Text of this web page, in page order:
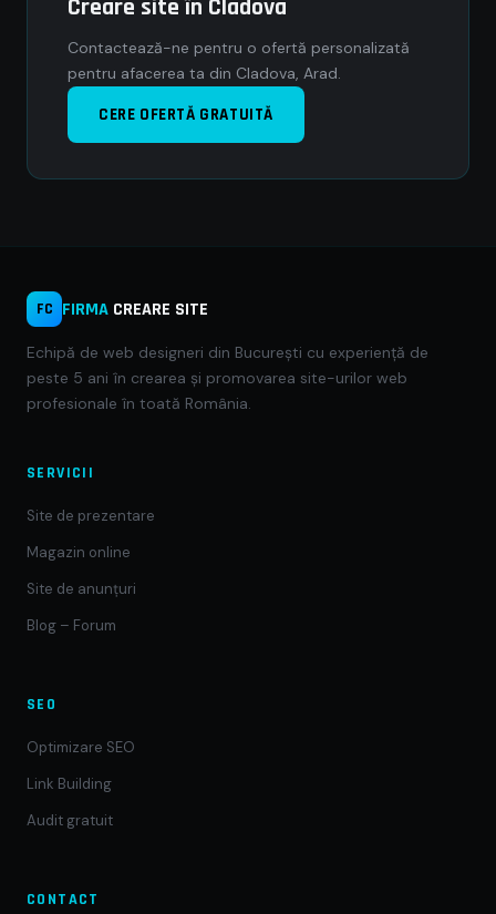
Creare site în Cladova
Contactează-ne pentru o ofertă personalizată
pentru afacerea ta din Cladova, Arad.
CERE OFERTĂ GRATUITĂ
FC FIRMA CREARE SITE
Echipă de web designeri din București cu experiență de
peste 5 ani în crearea și promovarea site-urilor web
profesionale în toată România.
SERVICII
Site de prezentare
Magazin online
Site de anunțuri
Blog – Forum
SEO
Optimizare SEO
Link Building
Audit gratuit
CONTACT